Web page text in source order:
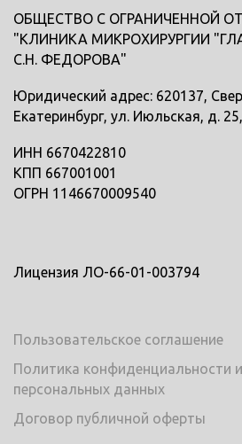
ОБЩЕСТВО С ОГРАНИЧЕННОЙ
"КЛИНИКА МИКРОХИРУРГИИ
С.Н. ФЕДОРОВА"
Юридический адрес: 620137,
Екатеринбург, ул. Июльская, д.
ИНН 6670422810
КПП 667001001
ОГРН 1146670009540
Лицензия ЛО-66-01-003794
Пользовательское соглашение
Политика конфиденциальности
персональных данных
Договор публичной оферты